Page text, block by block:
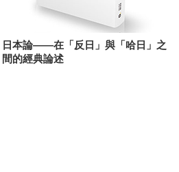
日本論——在「反日」與「哈日」之
間的經典論述